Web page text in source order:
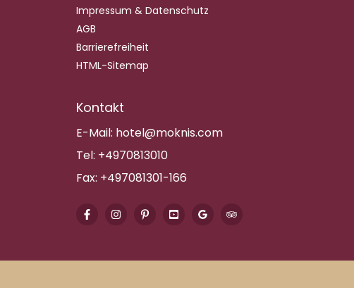
Impressum & Datenschutz
AGB
Barrierefreiheit
HTML-Sitemap
Kontakt
E-Mail: hotel@moknis.com
Tel: +4970813010
Fax: +497081301-166